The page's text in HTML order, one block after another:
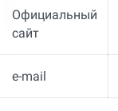
Официальный
сайт
e-mail